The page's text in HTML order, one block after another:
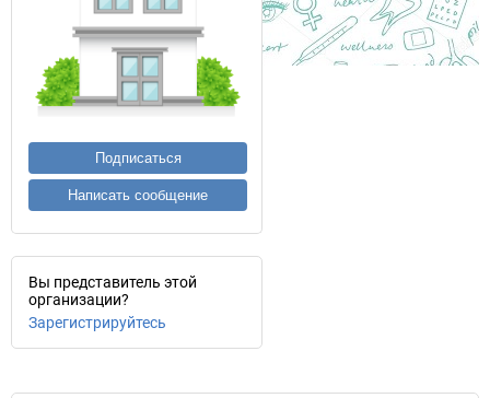
Подписаться
Написать сообщение
Вы представитель этой
организации?
Зарегистрируйтесь